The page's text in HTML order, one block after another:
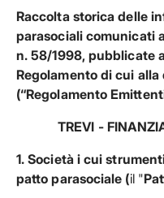
Raccolta storica delle
parasociali comunicati
n. 58/1998, pubblicate
Regolamento di cui alla
(“Regolamento
TREVI -
1. Società i cui
patto parasociale (il "